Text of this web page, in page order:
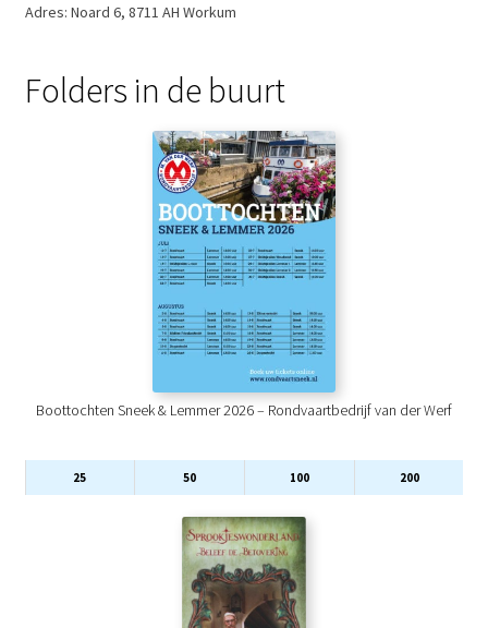
Adres: Noard 6, 8711 AH Workum
Folders in de buurt
Boottochten Sneek & Lemmer 2026 – Rondvaartbedrijf van der Werf
25 50 100 200